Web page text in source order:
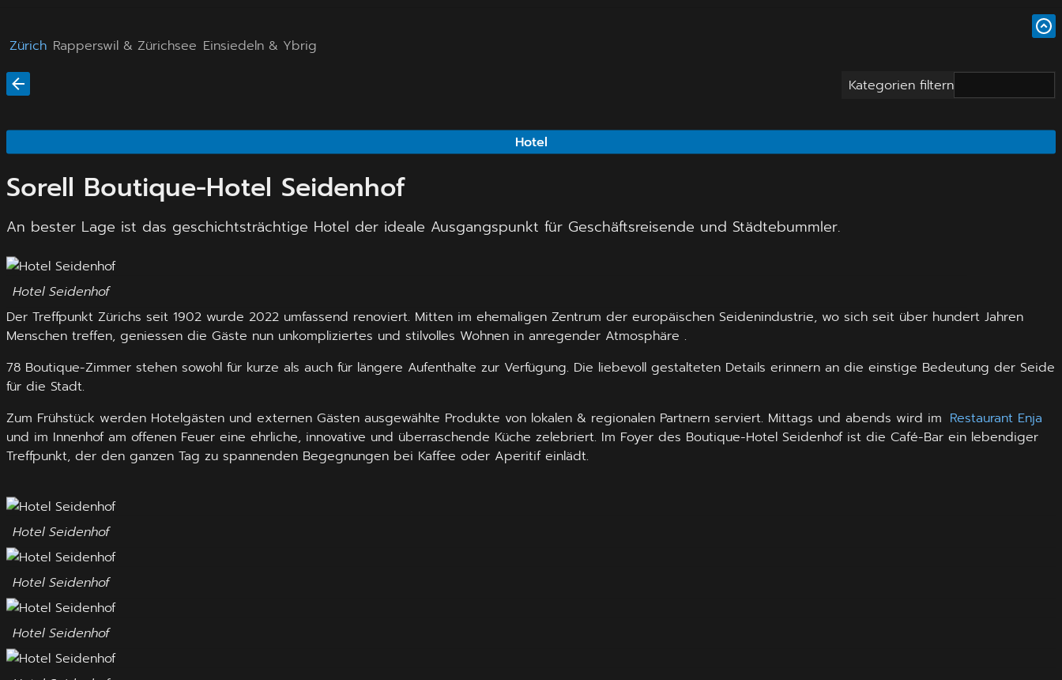
Zürich Rapperswil & Zürichsee Einsiedeln & Ybrig
Kategorien filtern
Hotel
Sorell Boutique-Hotel Seidenhof
An bester Lage ist das geschichtsträchtige Hotel der ideale Ausgangspunkt für Geschäftsreisende und Städtebummler.
Hotel Seidenhof
Der Treffpunkt Zürichs seit 1902 wurde 2022 umfassend renoviert. Mitten im ehemaligen Zentrum der europäischen Seidenindustrie, wo sich seit über hundert Jahren
Menschen treffen, geniessen die Gäste nun unkompliziertes und stilvolles Wohnen in anregender Atmosphäre .
78 Boutique-Zimmer stehen sowohl für kurze als auch für längere Aufenthalte zur Verfügung. Die liebevoll gestalteten Details erinnern an die einstige Bedeutung der Seide
für die Stadt.
Zum Frühstück werden Hotelgästen und externen Gästen ausgewählte Produkte von lokalen & regionalen Partnern serviert. Mittags und abends wird im Restaurant Enja
und im Innenhof am offenen Feuer eine ehrliche, innovative und überraschende Küche zelebriert. Im Foyer des Boutique-Hotel Seidenhof ist die Café-Bar ein lebendiger
Treffpunkt, der den ganzen Tag zu spannenden Begegnungen bei Kaffee oder Aperitif einlädt.
Hotel Seidenhof
Hotel Seidenhof
Hotel Seidenhof